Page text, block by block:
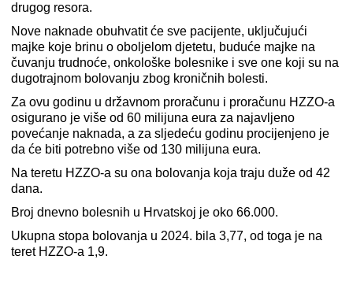
drugog resora.
Nove naknade obuhvatit će sve pacijente, uključujući
majke koje brinu o oboljelom djetetu, buduće majke na
čuvanju trudnoće, onkološke bolesnike i sve one koji su na
dugotrajnom bolovanju zbog kroničnih bolesti.
Za ovu godinu u državnom proračunu i proračunu HZZO-a
osigurano je više od 60 milijuna eura za najavljeno
povećanje naknada, a za sljedeću godinu procijenjeno je
da će biti potrebno više od 130 milijuna eura.
Na teretu HZZO-a su ona bolovanja koja traju duže od 42
dana.
Broj dnevno bolesnih u Hrvatskoj je oko 66.000.
Ukupna stopa bolovanja u 2024. bila 3,77, od toga je na
teret HZZO-a 1,9.